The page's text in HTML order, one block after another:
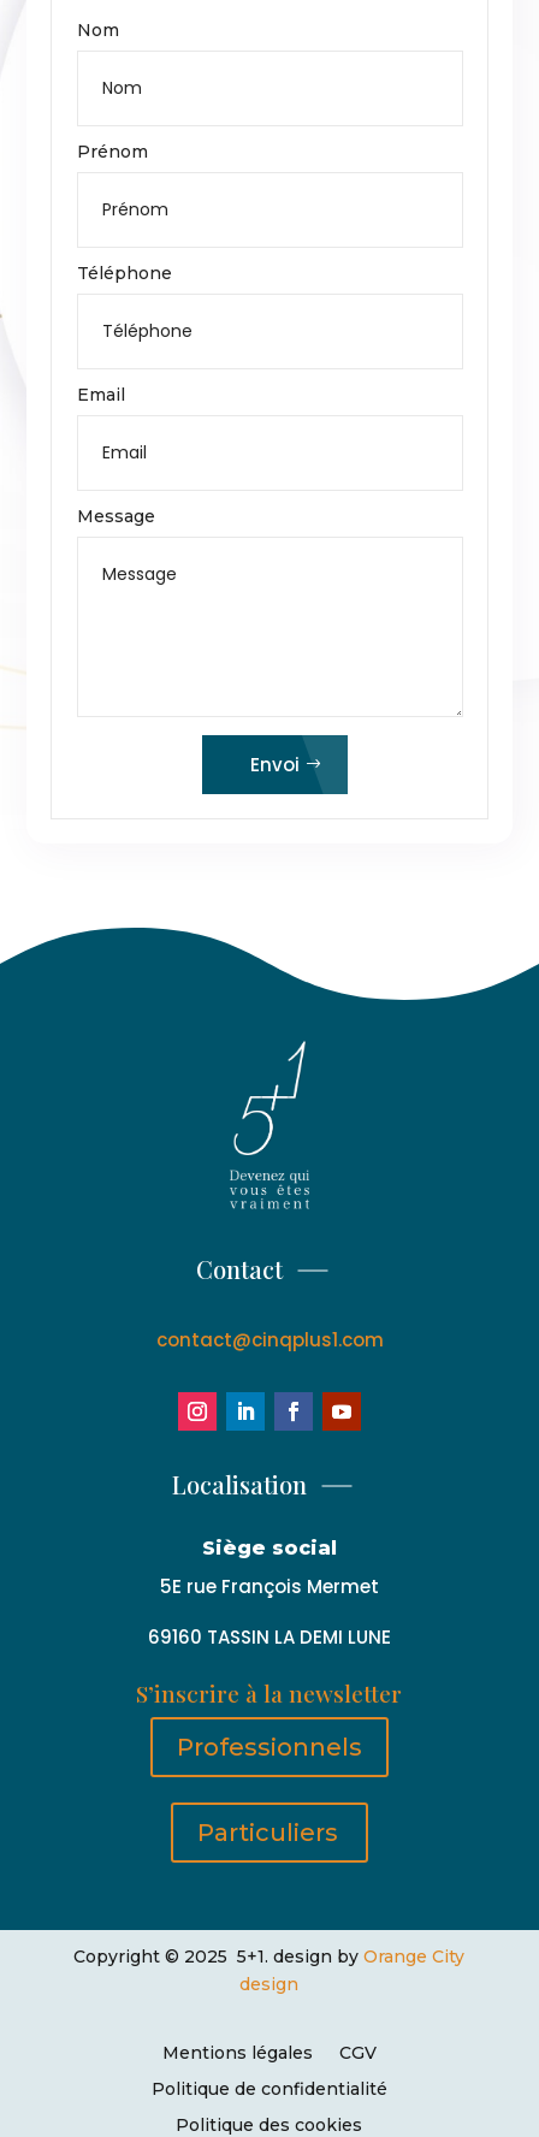
Nom
Prénom
Téléphone
Email
Message
Envoi
Contact
contact@cinqplus1.com
Localisation
Siège social
5E rue François Mermet
69160 TASSIN LA DEMI LUNE
S’inscrire à la newsletter
Professionnels
Particuliers
Copyright © 2025 5+1. design byOrange City
design
Mentions légales
CGV
Politique de confidentialité
Politique des cookies